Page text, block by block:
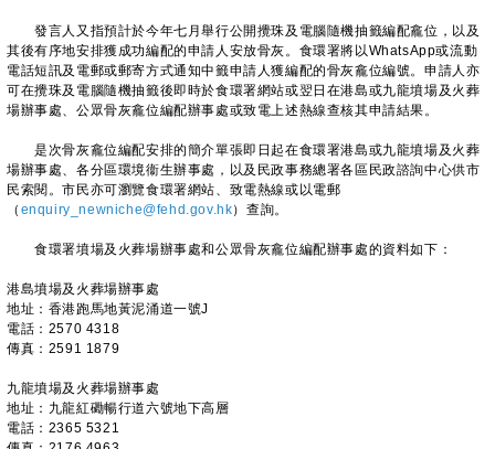
發言人又指預計於今年七月舉行公開攪珠及電腦隨機抽籤編配龕位，以及
其後有序地安排獲成功編配的申請人安放骨灰。食環署將以WhatsApp或流動
電話短訊及電郵或郵寄方式通知中籤申請人獲編配的骨灰龕位編號。申請人亦
可在攪珠及電腦隨機抽籤後即時於食環署網站或翌日在港島或九龍墳場及火葬
場辦事處、公眾骨灰龕位編配辦事處或致電上述熱線查核其申請結果。
是次骨灰龕位編配安排的簡介單張即日起在食環署港島或九龍墳場及火葬
場辦事處、各分區環境衞生辦事處，以及民政事務總署各區民政諮詢中心供市
民索閱。市民亦可瀏覽食環署網站、致電熱線或以電郵
（ enquiry_newniche@fehd.gov.hk）查詢。
食環署墳場及火葬場辦事處和公眾骨灰龕位編配辦事處的資料如下：
港島墳場及火葬場辦事處
地址：香港跑馬地黃泥涌道一號J
電話：2570 4318
傳真：2591 1879
九龍墳場及火葬場辦事處
地址：九龍紅磡暢行道六號地下高層
電話：2365 5321